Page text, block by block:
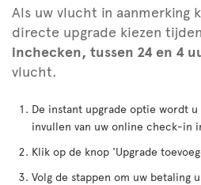
Als uw vlucht in aanmerking
directe upgrade kiezen
inchecken, tussen 24 en 4
vlucht.
De instant upgrade optie wordt u
invullen van uw online check-in
Klik op de knop 'Upgrade
Volg de stappen om uw betaling